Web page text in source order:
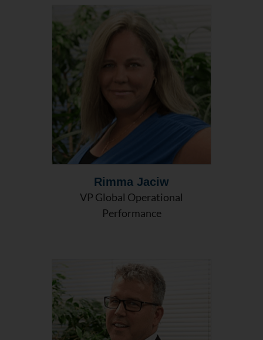
Rimma Jaciw
VP Global Operational
Performance